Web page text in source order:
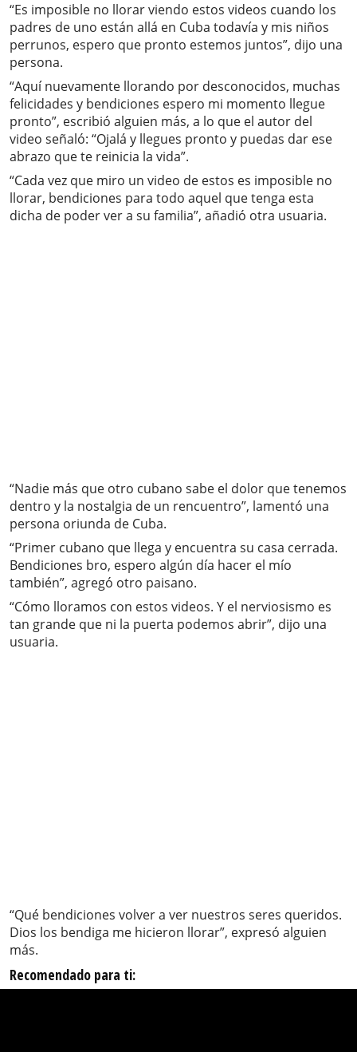
“Es imposible no llorar viendo estos videos cuando los
padres de uno están allá en Cuba todavía y mis niños
perrunos, espero que pronto estemos juntos”, dijo una
persona.
“Aquí nuevamente llorando por desconocidos, muchas
felicidades y bendiciones espero mi momento llegue
pronto”, escribió alguien más, a lo que el autor del
video señaló: “Ojalá y llegues pronto y puedas dar ese
abrazo que te reinicia la vida”.
“Cada vez que miro un video de estos es imposible no
llorar, bendiciones para todo aquel que tenga esta
dicha de poder ver a su familia”, añadió otra usuaria.
“Nadie más que otro cubano sabe el dolor que tenemos
dentro y la nostalgia de un rencuentro”, lamentó una
persona oriunda de Cuba.
“Primer cubano que llega y encuentra su casa cerrada.
Bendiciones bro, espero algún día hacer el mío
también”, agregó otro paisano.
“Cómo lloramos con estos videos. Y el nerviosismo es
tan grande que ni la puerta podemos abrir”, dijo una
usuaria.
“Qué bendiciones volver a ver nuestros seres queridos.
Dios los bendiga me hicieron llorar”, expresó alguien
más.
Recomendado para ti: